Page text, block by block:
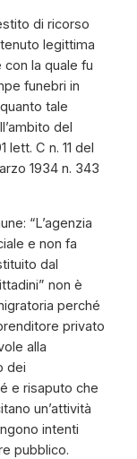
di ricorso
legittima
la quale fu
funebri in
tale
del
lett. C n. 11 del
1934 n. 343
“L’agenzia
e non fa
dal
non è
perché
privato
alla
dei
e risaputo che
un’attività
intenti
pubblico.